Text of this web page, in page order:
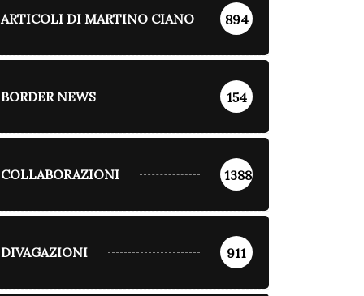
ARTICOLI DI MARTINO CIANO 894
BORDER NEWS 154
COLLABORAZIONI 1388
DIVAGAZIONI 911